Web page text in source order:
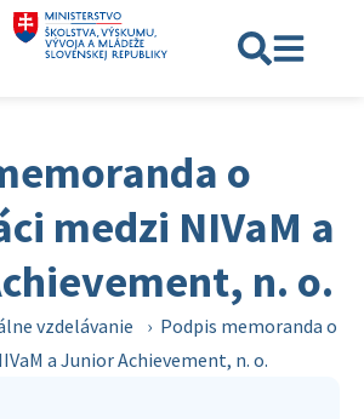
o
medzi NIVaM a
n. o.
vzdelávanie › Podpis memoranda o
a Junior Achievement, n. o.